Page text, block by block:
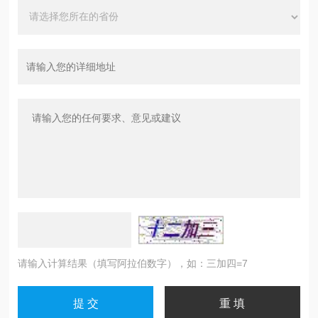
请输入计算结果（填写阿拉伯数字），如：三加四=7